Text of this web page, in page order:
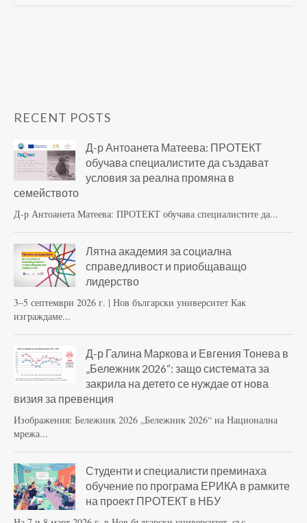
RECENT POSTS
Д-р Антоанета Матеева: ПРОТЕКТ
обучава специалистите да създават
условия за реална промяна в
семейството
Д-р Антоанета Матеева: ПРОТЕКТ обучава специалистите да...
Лятна академия за социална
справедливост и приобщаващо
лидерство
3–5 септември 2026 г. | Нов български университет Как
изграждаме...
Д-р Галина Маркова и Евгения Тонева в
„Бележник 2026“: защо системата за
закрила на детето се нуждае от нова
визия за превенция
Изображения: Бележник 2026 „Бележник 2026“ на Национална
мрежа...
Студенти и специалисти преминаха
обучение по програма ЕРИКА в рамките
на проект ПРОТЕКТ в НБУ